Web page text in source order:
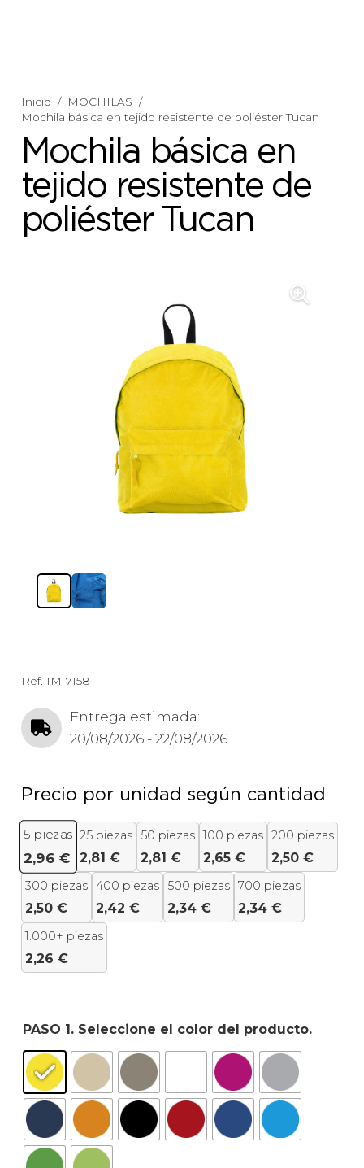
Inicio / MOCHILAS /
Mochila básica en tejido resistente de poliéster Tucan
Mochila básica en
tejido resistente de
poliéster Tucan
Ref. IM-7158
Entrega estimada:
20/08/2026 - 22/08/2026
Precio por unidad según cantidad
5 piezas
2,96 €
25 piezas
2,81 €
50 piezas
2,81 €
100 piezas
2,65 €
200 piezas
2,50 €
300 piezas
2,50 €
400 piezas
2,42 €
500 piezas
2,34 €
700 piezas
2,34 €
1.000+ piezas
2,26 €
PASO 1. Seleccione el color del producto.